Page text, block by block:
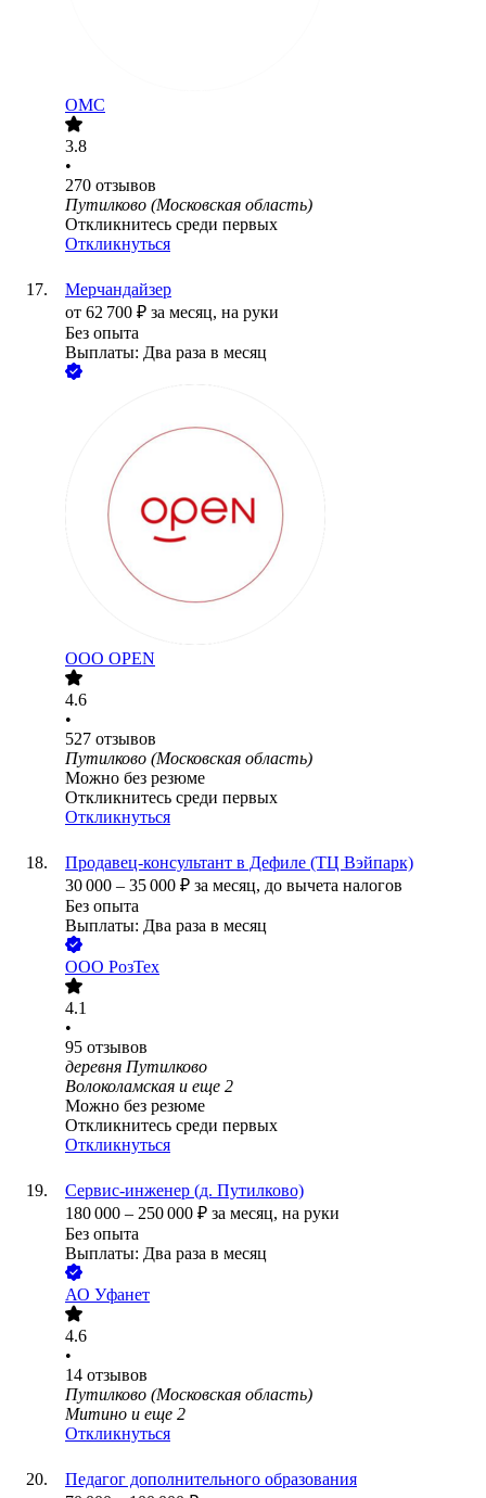
ОМС
3.8
•
270 отзывов
Путилково (Московская область)
Откликнитесь среди первых
Откликнуться
Мерчандайзер
от 62 700 ₽ за месяц, на руки
Без опыта
Выплаты: Два раза в месяц
ООО OPEN
4.6
•
527 отзывов
Путилково (Московская область)
Можно без резюме
Откликнитесь среди первых
Откликнуться
Продавец-консультант в Дефиле (ТЦ Вэйпарк)
30 000 – 35 000 ₽ за месяц, до вычета налогов
Без опыта
Выплаты: Два раза в месяц
ООО РозТех
4.1
•
95 отзывов
деревня Путилково
Волоколамская и еще 2
Можно без резюме
Откликнитесь среди первых
Откликнуться
Сервис-инженер (д. Путилково)
180 000 – 250 000 ₽ за месяц, на руки
Без опыта
Выплаты: Два раза в месяц
АО Уфанет
4.6
•
14 отзывов
Путилково (Московская область)
Митино и еще 2
Откликнуться
Педагог дополнительного образования